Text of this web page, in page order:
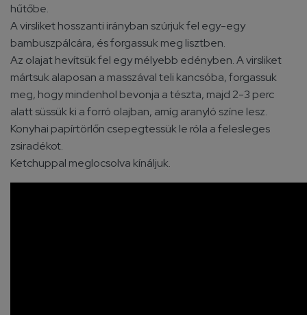
hűtőbe.
A virsliket hosszanti irányban szúrjuk fel egy-egy
bambuszpálcára, és forgassuk meg lisztben.
Az olajat hevítsük fel egy mélyebb edényben. A virsliket
mártsuk alaposan a masszával teli kancsóba, forgassuk
meg, hogy mindenhol bevonja a tészta, majd 2-3 perc
alatt süssük ki a forró olajban, amíg aranyló színe lesz.
Konyhai papírtörlőn csepegtessük le róla a felesleges
zsiradékot.
Ketchuppal meglocsolva kínáljuk.